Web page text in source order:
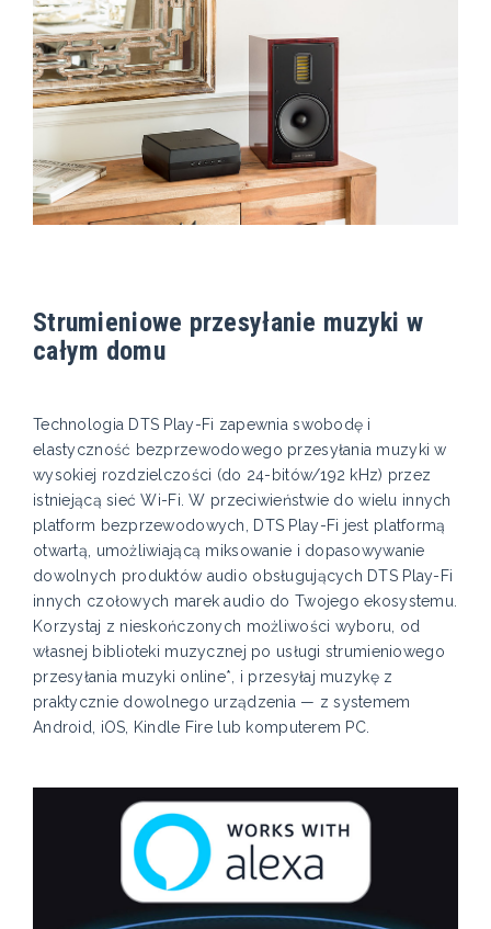
Strumieniowe przesyłanie muzyki w
całym domu
Technologia DTS Play-Fi zapewnia swobodę i
elastyczność bezprzewodowego przesyłania muzyki w
wysokiej rozdzielczości (do 24-bitów/192 kHz) przez
istniejącą sieć Wi-Fi. W przeciwieństwie do wielu innych
platform bezprzewodowych, DTS Play-Fi jest platformą
otwartą, umożliwiającą miksowanie i dopasowywanie
dowolnych produktów audio obsługujących DTS Play-Fi
innych czołowych marek audio do Twojego ekosystemu.
Korzystaj z nieskończonych możliwości wyboru, od
własnej biblioteki muzycznej po usługi strumieniowego
przesyłania muzyki online*, i przesyłaj muzykę z
praktycznie dowolnego urządzenia — z systemem
Android, iOS, Kindle Fire lub komputerem PC.